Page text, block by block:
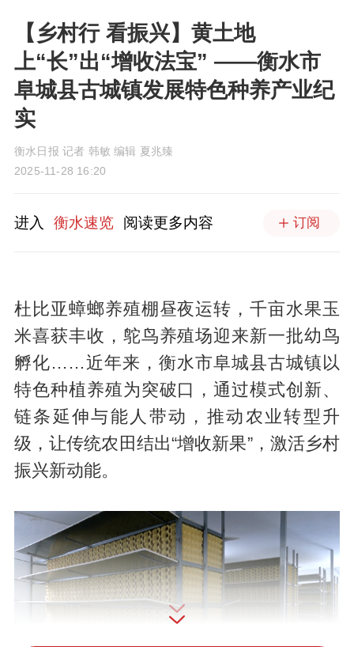
【乡村行 看振兴】黄土地
上“长”出“增收法宝” ——衡水市
阜城县古城镇发展特色种养产业纪
实
衡水日报 记者 韩敏 编辑 夏兆臻
2025-11-28 16:20
进入 衡水速览 阅读更多内容 订阅
杜比亚蟑螂养殖棚昼夜运转，千亩水果玉
米喜获丰收，鸵鸟养殖场迎来新一批幼鸟
孵化……近年来，衡水市阜城县古城镇以
特色种植养殖为突破口，通过模式创新、
链条延伸与能人带动，推动农业转型升
级，让传统农田结出“增收新果”，激活乡村
振兴新动能。